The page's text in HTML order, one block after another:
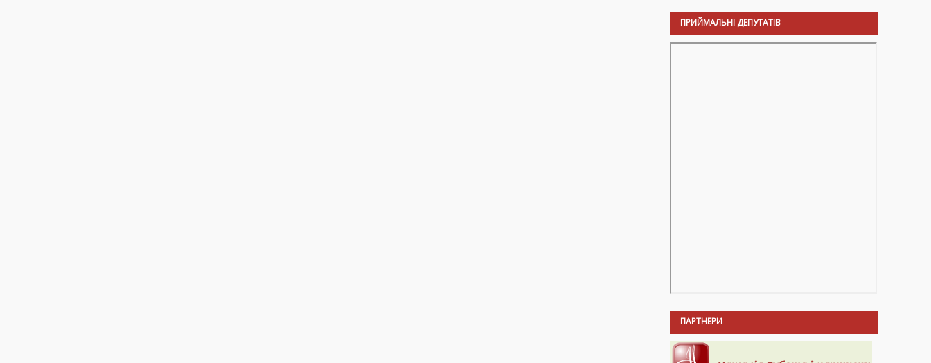
ПРИЙМАЛЬНІ ДЕПУТАТІВ
ПАРТНЕРИ